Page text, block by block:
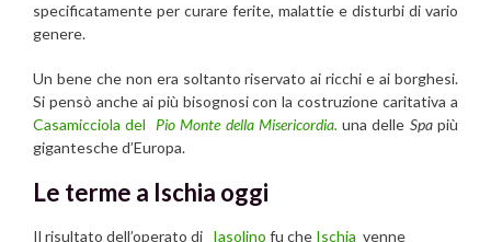
specificatamente per curare ferite, malattie e disturbi di vario
genere.
Un bene che non era soltanto riservato ai ricchi e ai borghesi.
Si pensò anche ai più bisognosi con la costruzione caritativa a
Casamicciola del Pio Monte della Misericordia. una delle Spapiù
gigantesche d’Europa.
Le terme a Ischia oggi
Il risultato dell’operato di Iasolino fu che Ischia venne